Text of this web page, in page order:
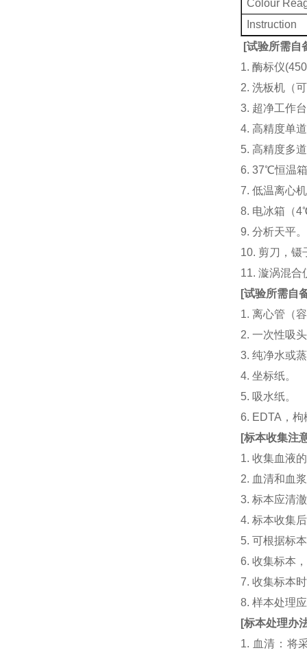
Colour
Instruction
[试验所需自
1. 酶标仪
2. 洗板机（
3. 超净工作
4. 高精度单
5. 高精度多
6. 37℃恒温
7. 低温离心
8. 电冰箱（
9. 分析天平。
10. 剪刀，镊
11. 漩涡混
[试验所需自
1. 离心管（
2. 一次性吸
3. 纯净水或
4. 坐标纸。
5. 吸水纸。
6. EDTA，
[标本收集注
1. 收集血液
2. 血清和血
3. 标本应清
4. 标本收集
5. 可根据标
6. 收集标本
7. 收集标本
8. 样本处理
[标本处理办
1. 血清：将